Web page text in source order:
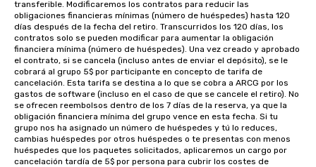
dreams! If you would like to use a
meeting room we have a number of
different rooms that are available,
from boardrooms to large venues. We
have cozy lodging options ranging
anywhere from cabins to cottages.
Wake up under the canopy in a
forested paradise at whatever level
of creature comfort your team
prefers. Call or email us today to plan
your retreat!
transferible. Modificaremos los contratos para reducir las
obligaciones financieras mínimas (número de huéspedes) hasta 120
días después de la fecha del retiro. Transcurridos los 120 días, los
contratos solo se pueden modificar para aumentar la obligación
financiera mínima (número de huéspedes). Una vez creado y aprobado
el contrato, si se cancela (incluso antes de enviar el depósito), se le
cobrará al grupo 5$ por participante en concepto de tarifa de
cancelación. Esta tarifa se destina a lo que se cobra a ARCG por los
gastos de software (incluso en el caso de que se cancele el retiro). No
se ofrecen reembolsos dentro de los 7 días de la reserva, ya que la
obligación financiera mínima del grupo vence en esta fecha. Si tu
grupo nos ha asignado un número de huéspedes y tú lo reduces,
cambias huéspedes por otros huéspedes o te presentas con menos
huéspedes que los paquetes solicitados, aplicaremos un cargo por
cancelación tardía de 5$ por persona para cubrir los costes de